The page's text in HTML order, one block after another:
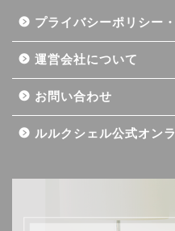
プライバシーポリシー
運営会社について
お問い合わせ
ルルクシェル公式オン